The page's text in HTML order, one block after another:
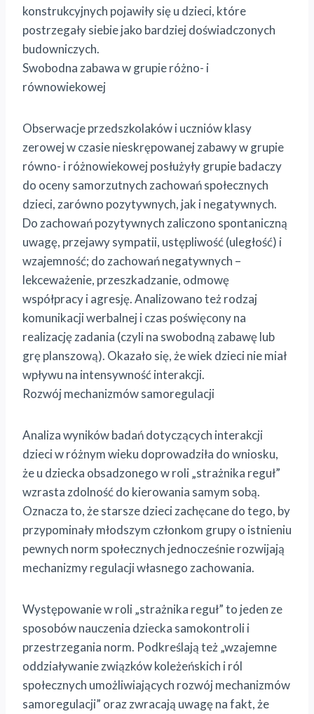
konstrukcyjnych pojawiły się u dzieci, które
postrzegały siebie jako bardziej doświadczonych
budowniczych.
Swobodna zabawa w grupie różno- i
równowiekowej
Obserwacje przedszkolaków i uczniów klasy
zerowej w czasie nieskrępowanej zabawy w grupie
równo- i różnowiekowej posłużyły grupie badaczy
do oceny samorzutnych zachowań społecznych
dzieci, zarówno pozytywnych, jak i negatywnych.
Do zachowań pozytywnych zaliczono spontaniczną
uwagę, przejawy sympatii, ustępliwość (uległość) i
wzajemność; do zachowań negatywnych –
lekceważenie, przeszkadzanie, odmowę
współpracy i agresję. Analizowano też rodzaj
komunikacji werbalnej i czas poświęcony na
realizację zadania (czyli na swobodną zabawę lub
grę planszową). Okazało się, że wiek dzieci nie miał
wpływu na intensywność interakcji.
Rozwój mechanizmów samoregulacji
Analiza wyników badań dotyczących interakcji
dzieci w różnym wieku doprowadziła do wniosku,
że u dziecka obsadzonego w roli „strażnika reguł”
wzrasta zdolność do kierowania samym sobą.
Oznacza to, że starsze dzieci zachęcane do tego, by
przypominały młodszym członkom grupy o istnieniu
pewnych norm społecznych jednocześnie rozwijają
mechanizmy regulacji własnego zachowania.
Występowanie w roli „strażnika reguł” to jeden ze
sposobów nauczenia dziecka samokontroli i
przestrzegania norm. Podkreślają też „wzajemne
oddziaływanie związków koleżeńskich i ról
społecznych umożliwiających rozwój mechanizmów
samoregulacji” oraz zwracają uwagę na fakt, że